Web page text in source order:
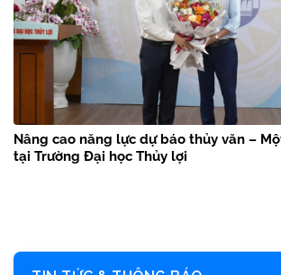
Nâng cao năng lực dự báo thủy văn –
tại Trường Đại học Thủy lợi